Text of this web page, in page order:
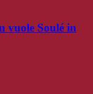
vuole Soulé in